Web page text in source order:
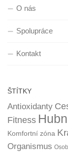
O nás
Spolupráce
Kontakt
ŠTÍTKY
Antioxidanty
Fitness
Komfortní zóna
Organismus